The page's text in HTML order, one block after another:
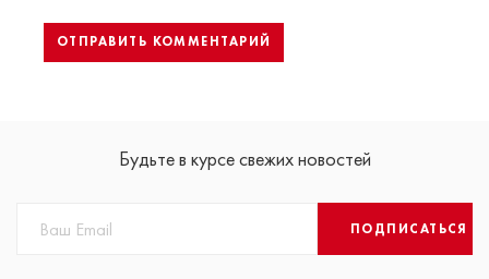
Будьте в курсе свежих новостей
ПОДПИСАТЬСЯ